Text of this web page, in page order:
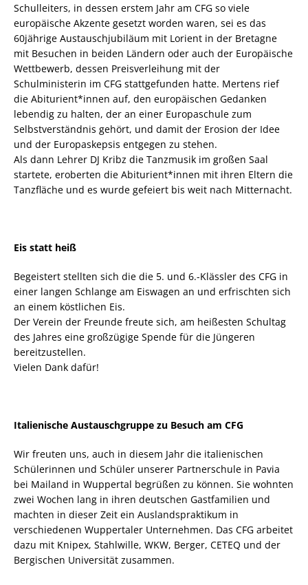
Schulleiters, in dessen erstem Jahr am CFG so viele
europäische Akzente gesetzt worden waren, sei es das
60jährige Austauschjubiläum mit Lorient in der Bretagne
mit Besuchen in beiden Ländern oder auch der Europäische
Wettbewerb, dessen Preisverleihung mit der
Schulministerin im CFG stattgefunden hatte. Mertens rief
die Abiturient*innen auf, den europäischen Gedanken
lebendig zu halten, der an einer Europaschule zum
Selbstverständnis gehört, und damit der Erosion der Idee
und der Europaskepsis entgegen zu stehen.
Als dann Lehrer DJ Kribz die Tanzmusik im großen Saal
startete, eroberten die Abiturient*innen mit ihren Eltern die
Tanzfläche und es wurde gefeiert bis weit nach Mitternacht.
Eis statt heiß
Begeistert stellten sich die die 5. und 6.-Klässler des CFG in
einer langen Schlange am Eiswagen an und erfrischten sich
an einem köstlichen Eis.
Der Verein der Freunde freute sich, am heißesten Schultag
des Jahres eine großzügige Spende für die Jüngeren
bereitzustellen.
Vielen Dank dafür!
Italienische Austauschgruppe zu Besuch am CFG
Wir freuten uns, auch in diesem Jahr die italienischen
Schülerinnen und Schüler unserer Partnerschule in Pavia
bei Mailand in Wuppertal begrüßen zu können. Sie wohnten
zwei Wochen lang in ihren deutschen Gastfamilien und
machten in dieser Zeit ein Auslandspraktikum in
verschiedenen Wuppertaler Unternehmen. Das CFG arbeitet
dazu mit Knipex, Stahlwille, WKW, Berger, CETEQ und der
Bergischen Universität zusammen.